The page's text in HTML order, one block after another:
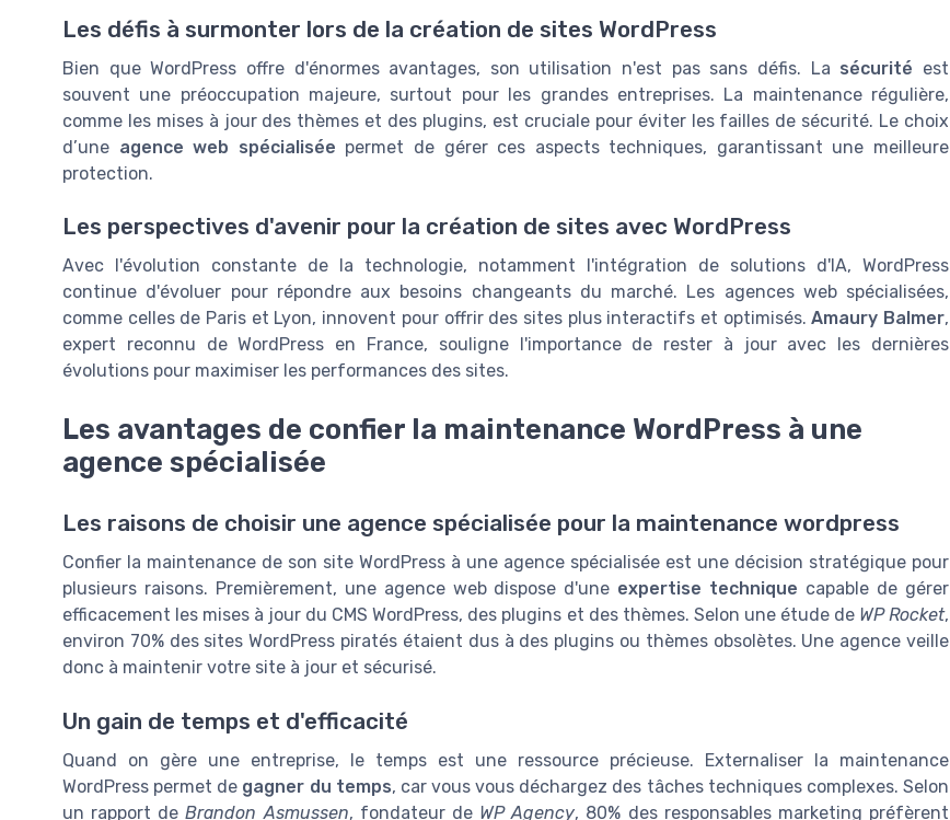
Les défis à surmonter lors de la création de sites WordPress
Bien que WordPress offre d'énormes avantages, son utilisation n'est pas sans défis. La sécurité est
souvent une préoccupation majeure, surtout pour les grandes entreprises. La maintenance régulière,
comme les mises à jour des thèmes et des plugins, est cruciale pour éviter les failles de sécurité. Le choix
d’une agence web spécialisée permet de gérer ces aspects techniques, garantissant une meilleure
protection.
Les perspectives d'avenir pour la création de sites avec WordPress
Avec l'évolution constante de la technologie, notamment l'intégration de solutions d'IA, WordPress
continue d'évoluer pour répondre aux besoins changeants du marché. Les agences web spécialisées,
comme celles de Paris et Lyon, innovent pour offrir des sites plus interactifs et optimisés.Amaury Balmer,
expert reconnu de WordPress en France, souligne l'importance de rester à jour avec les dernières
évolutions pour maximiser les performances des sites.
Les avantages de confier la maintenance WordPress à une
agence spécialisée
Les raisons de choisir une agence spécialisée pour la maintenance wordpress
Confier la maintenance de son site WordPress à une agence spécialisée est une décision stratégique pour
plusieurs raisons. Premièrement, une agence web dispose d'une expertise technique capable de gérer
efficacement les mises à jour du CMS WordPress, des plugins et des thèmes. Selon une étude de WP Rocket,
environ 70% des sites WordPress piratés étaient dus à des plugins ou thèmes obsolètes. Une agence veille
donc à maintenir votre site à jour et sécurisé.
Un gain de temps et d'efficacité
Quand on gère une entreprise, le temps est une ressource précieuse. Externaliser la maintenance
WordPress permet de gagner du temps, car vous vous déchargez des tâches techniques complexes. Selon
un rapport deBrandon Asmussen, fondateur de WP Agency, 80% des responsables marketing préfèrent